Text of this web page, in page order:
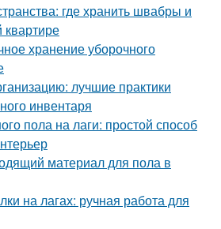
где хранить швабры и
хранение уборочного
лучшие практики
инвентаря
пола на лаги: простой способ
материал для пола в
на лагах: ручная работа для